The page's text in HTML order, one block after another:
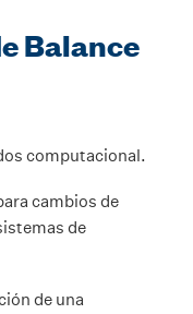
Balance
computacional.
cambios de
de
de una